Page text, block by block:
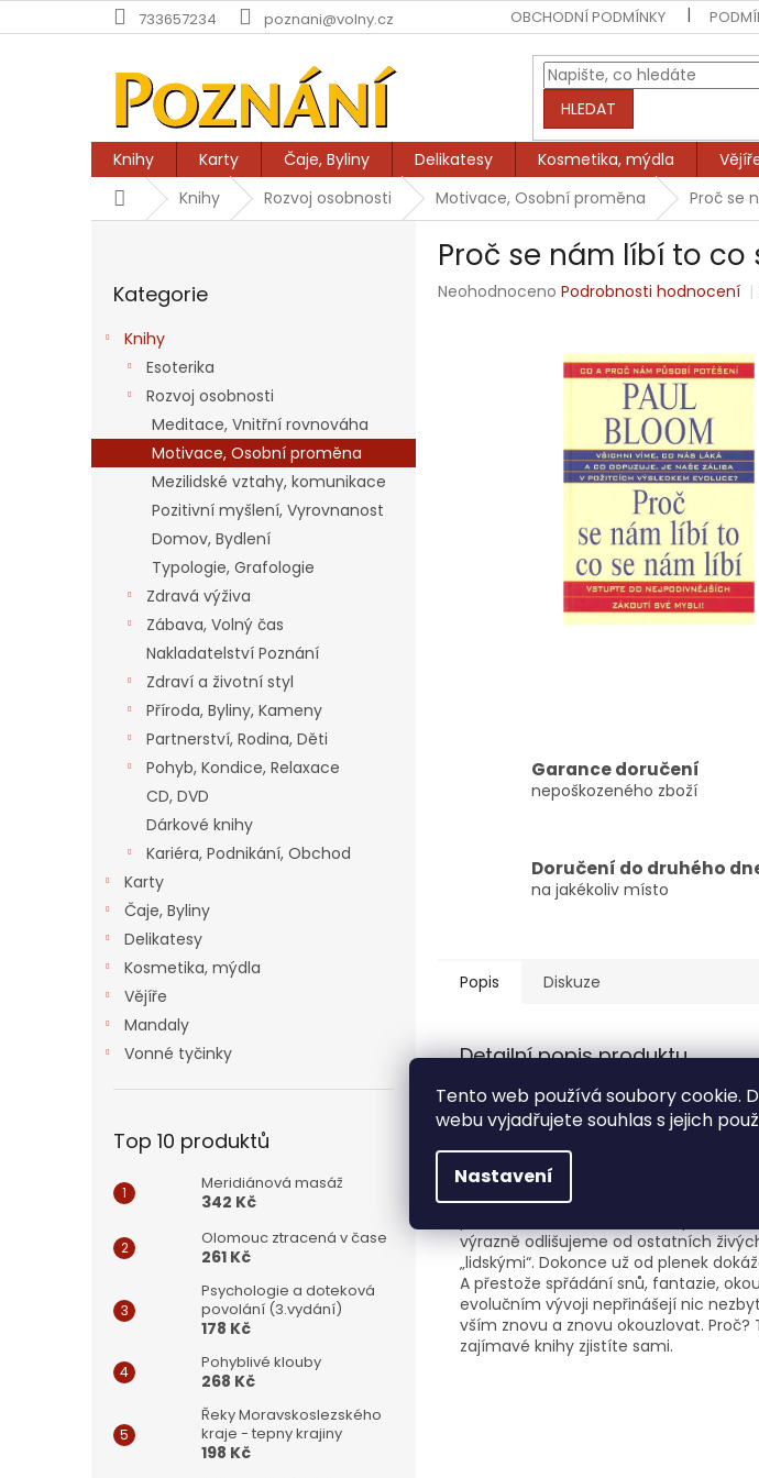
Tento web používá soubory cookie.
webu vyjadřujete souhlas s jejich
Nastavení
na
733657234 poznani@volny.cz OBCHODNÍ PODMÍNKY
HLEDAT
Knihy Karty Čaje, Byliny Delikatesy Kosmetika, mýdla
DomůKnihy Rozvoj osobnosti Motivace, Osobní proměna Proč se
a
kategorie
Kategorie
Knihy
Esoterika
Rozvoj osobnosti
Meditace, Vnitřní rovnováha
Motivace, Osobní proměna
Mezilidské vztahy, komunikace
Pozitivní myšlení, Vyrovnanost
Domov, Bydlení
Typologie, Grafologie
Zdravá výživa
Zábava, Volný čas
Nakladatelství Poznání
Zdraví a životní styl
Příroda, Byliny, Kameny
Partnerství, Rodina, Děti
Pohyb, Kondice, Relaxace
CD, DVD
Dárkové knihy
Kariéra, Podnikání, Obchod
Karty
Čaje, Byliny
Delikatesy
Kosmetika, mýdla
Vějíře
Mandaly
Vonné tyčinky
Top 10 produktů
Meridiánová masáž
342 Kč
Olomouc ztracená v čase
261 Kč
Psychologie a doteková
povolání (3.vydání)
178 Kč
Pohyblivé klouby
268 Kč
Řeky Moravskoslezského
kraje - tepny krajiny
198 Kč
Proč se nám líbí to co
Průměrné
Neohodnoceno Podrobnosti hodnocení
Garance doručení
nepoškozeného zboží
Doručení do druhého
na jakékoliv místo
Popis Diskuze
Detailní popis produktu
Co všechno nám lidem přináší
mysli… Přemýšleli jste někdy o tom,
kanibalové? Proč nám (většinou)
vlastním sourozencem nebo
a ponižovat, a ještě mu to působí
připadají nekonečně cennější než
výrazně odlišujeme od ostatních
„lidskými“. Dokonce už od plenek
A přestože spřádání snů, fantazie,
evolučním vývoji nepřinášejí nic
vším znovu a znovu okouzlovat.
zajímavé knihy zjistíte sami.